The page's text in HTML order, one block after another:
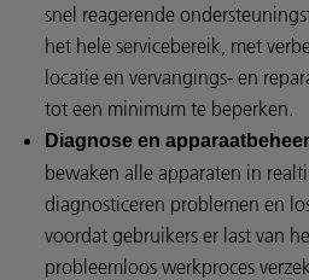
snel reagerende
het hele servicebereik, met
locatie en vervangings- en
tot een minimum te beperken.
Diagnose en
bewaken alle apparaten in
diagnosticeren problemen en
voordat gebruikers er last van
probleemloos werkproces